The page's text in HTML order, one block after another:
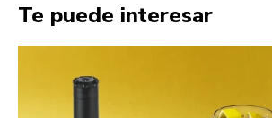
Te puede interesar